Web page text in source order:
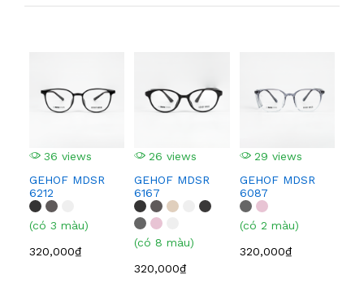
36 views
GEHOF MDSR
6212
(có 3 màu)
320,000₫
26 views
GEHOF MDSR
6167
(có 8 màu)
320,000₫
29 views
GEHOF MDSR
6087
(có 2 màu)
320,000₫